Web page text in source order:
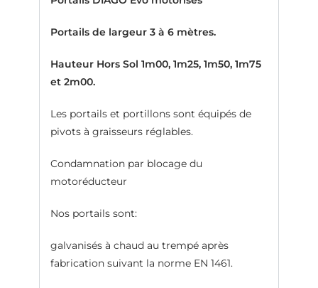
Portails de largeur 3 à 6 mètres.
Hauteur Hors Sol 1m00, 1m25, 1m50, 1m75
et 2m00.
Les portails et portillons sont équipés de
pivots à graisseurs réglables.
Condamnation par blocage du
motoréducteur
Nos portails sont:
galvanisés à chaud au trempé après
fabrication suivant la norme EN 1461.